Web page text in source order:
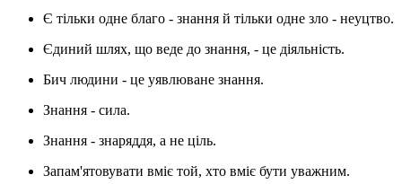
Є тільки одне благо - знання й тільки одне зло - неуцтво.
Єдиний шлях, що веде до знання, - це діяльність.
Бич людини - це уявлюване знання.
Знання - сила.
Знання - знаряддя, а не ціль.
Запам'ятовувати вміє той, хто вміє бути уважним.